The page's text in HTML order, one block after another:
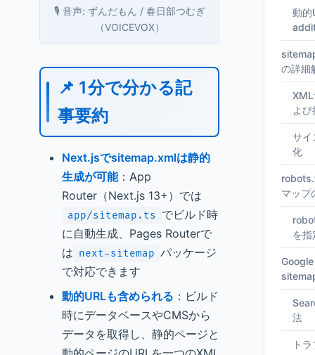
🎙️ 音声: ずんだもん / 春日部つむぎ
（VOICEVOX）
📌 1分で分かる記
事要約
Next.jsでsitemap.xmlは静的
生成が可能：App
Router（Next.js 13+）では
app/sitemap.ts でビルド時
に自動生成、Pages Routerで
は next-sitemap パッケージ
で対応できます
動的URLも含められる ：ビルド
時にデータベースやCMSから
データを取得し、静的ページと
動的
の詳細
よ
サイ
化
マップ
を指
法
ト